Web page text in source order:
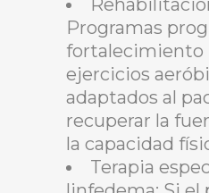
Programas
fortalecimiento
ejercicios
adaptados al
recuperar la
la capacidad
Terapia